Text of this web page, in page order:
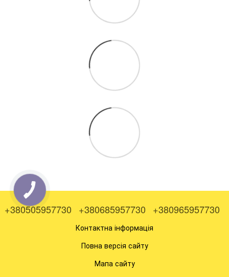
+380505957730 +380685957730 +380965957730
Контактна інформація
Повна версія сайту
Мапа сайту